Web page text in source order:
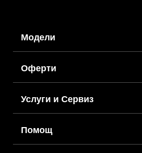
Модели
Оферти
Услуги и Сервиз
Помощ